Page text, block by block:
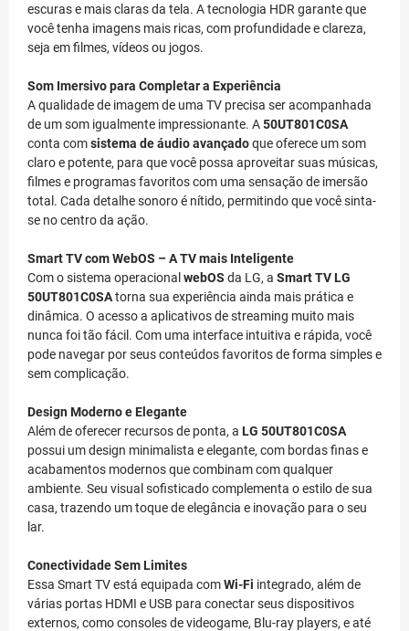
escuras e mais claras da tela. A tecnologia HDR garante que
você tenha imagens mais ricas, com profundidade e clareza,
seja em filmes, vídeos ou jogos.
Som Imersivo para Completar a Experiência
A qualidade de imagem de uma TV precisa ser acompanhada
de um som igualmente impressionante. A50UT801C0SA
conta comsistema de áudio avançadoque oferece um som
claro e potente, para que você possa aproveitar suas músicas,
filmes e programas favoritos com uma sensação de imersão
total. Cada detalhe sonoro é nítido, permitindo que você sinta-
se no centro da ação.
Smart TV com WebOS – A TV mais Inteligente
Com o sistema operacional webOS da LG, a Smart TV LG
50UT801C0SAtorna sua experiência ainda mais prática e
dinâmica. O acesso a aplicativos de streaming muito mais
nunca foi tão fácil. Com uma interface intuitiva e rápida, você
pode navegar por seus conteúdos favoritos de forma simples e
sem complicação.
Design Moderno e Elegante
Além de oferecer recursos de ponta, a LG 50UT801C0SA
possui um design minimalista e elegante, com bordas finas e
acabamentos modernos que combinam com qualquer
ambiente. Seu visual sofisticado complementa o estilo de sua
casa, trazendo um toque de elegância e inovação para o seu
lar.
Conectividade Sem Limites
Essa Smart TV está equipada comWi-Fi integrado, além de
várias portas HDMI e USB para conectar seus dispositivos
externos, como consoles de videogame, Blu-ray players, e até